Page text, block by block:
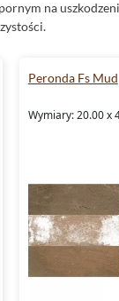
na
się
Taka powłoka
w
- idealne do
to doskonały wybór
doskonale
Peronda Fs Mud
Wymiary: 20.00 x